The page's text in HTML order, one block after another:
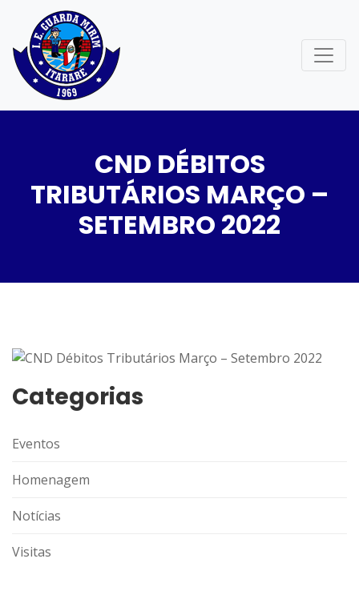
CND DÉBITOS
TRIBUTÁRIOS MARÇO –
SETEMBRO 2022
Categorias
Eventos
Homenagem
Notícias
Visitas